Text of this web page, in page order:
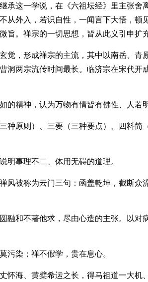
承这一学说，在《六祖坛经》里主张舍
从外入，若识自性，一闻言下大悟，顿
。禅宗的一切思想，皆从此义引申扩
，形成禅宗的主流，其中以南岳、青
洞两宗流传时间最长。临济宗在宋代开
精神，认为万物有情皆有佛性、人若
种原则）、三要（三种要点）、四料简
明事理不二、体用无碍的道理。
被称为云门三句：函盖乾坤，截断众
和不著他求，尽由心造的主张。以对
污染；禅不假学，贵在息心。
海、黄檗希运之长，得马祖道一大机